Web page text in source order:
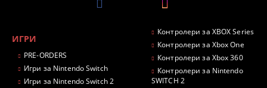
ИГРИ
PRE-ORDERS
Игри за Nintendo Switch
Игри за Nintendo Switch 2
Контролери за XBOX Series
Контролери за Xbox One
Контролери за Xbox 360
Контролери за Nintendo
SWITCH 2